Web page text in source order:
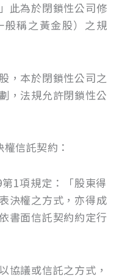
此為於閉鎖性公司修
般稱之黃金股）之規
本於閉鎖性公司之
，法規允許閉鎖性公
信託契約：
1項規定：「股東得
決權之方式，亦得成
書面信託契約約定行
議或信託之方式，